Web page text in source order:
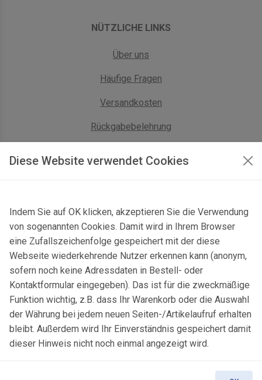
Diese Website verwendet Cookies
Indem Sie auf OK klicken, akzeptieren Sie die Verwendung
von sogenannten Cookies. Damit wird in Ihrem Browser
eine Zufallszeichenfolge gespeichert mit der diese
Webseite wiederkehrende Nutzer erkennen kann (anonym,
sofern noch keine Adressdaten in Bestell- oder
Kontaktformular eingegeben). Das ist für die zweckmäßige
Funktion wichtig, z.B. dass Ihr Warenkorb oder die Auswahl
der Währung bei jedem neuen Seiten-/Artikelaufruf erhalten
bleibt. Außerdem wird Ihr Einverständnis gespeichert damit
dieser Hinweis nicht noch einmal angezeigt wird.
NÜTZLICHE LINKS
Über uns
Häufige Fragen
Versandkosten
Rückgabebelehrung
Kontaktformular & Anfahrt
Gersbach 10, 74589 Satteldorf, Deutschland
mail@topgeo.com
+49 7950 1345
topgeo.com